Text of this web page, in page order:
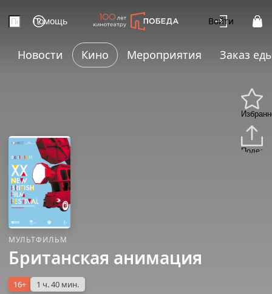
Помощь Войти
Новости Кино Мероприятия Заказ
МУЛЬТФИЛЬМ
Британская анимация
16+ 1 ч. 40 мин.